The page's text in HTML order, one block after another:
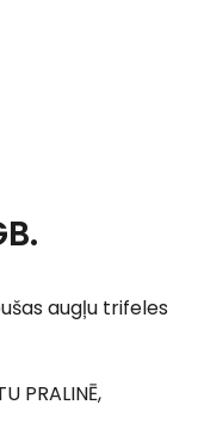
augļu trifeles
PRALINĒ,